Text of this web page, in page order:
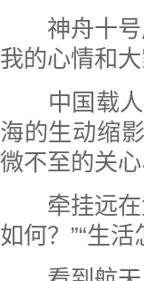
神舟十号
我的心情和
中国载人
海的生动缩
微不至的关
牵挂远在
如何？”“生